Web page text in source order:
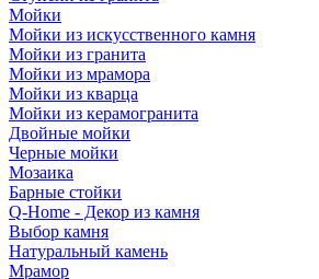
Мойки
Мойки из искусственного камня
Мойки из гранита
Мойки из мрамора
Мойки из кварца
Мойки из керамогранита
Двойные мойки
Черные мойки
Мозаика
Барные стойки
Q-Home - Декор из камня
Выбор камня
Натуральный камень
Мрамор